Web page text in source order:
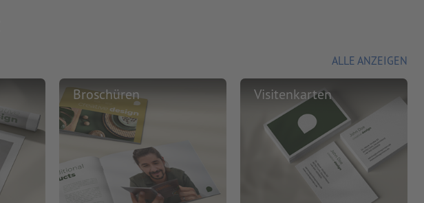
ALLE ANZEIGEN
Broschüren Visitenkarten